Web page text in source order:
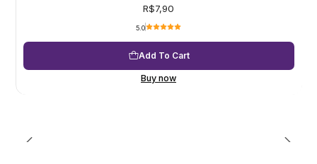
R$7,90
5.0
Add To Cart
Buy now